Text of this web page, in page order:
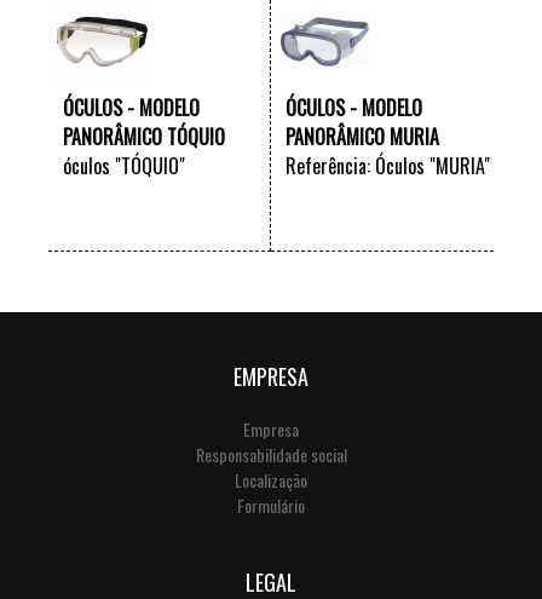
ÓCULOS - MODELO
PANORÂMICO TÓQUIO
óculos "TÓQUIO"
ÓCULOS - MODELO
PANORÂMICO MURIA
Referência: Óculos "MURIA"
EMPRESA
Empresa
Responsabilidade social
Localização
Formulário
LEGAL